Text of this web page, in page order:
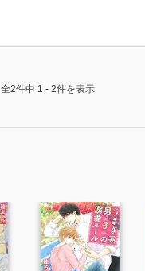
全2件中 1 - 2件を表示